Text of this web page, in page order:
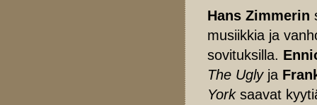
Hans Zimmerin
musiikkia ja
sovituksilla.
The Uglyja
Yorksaavat